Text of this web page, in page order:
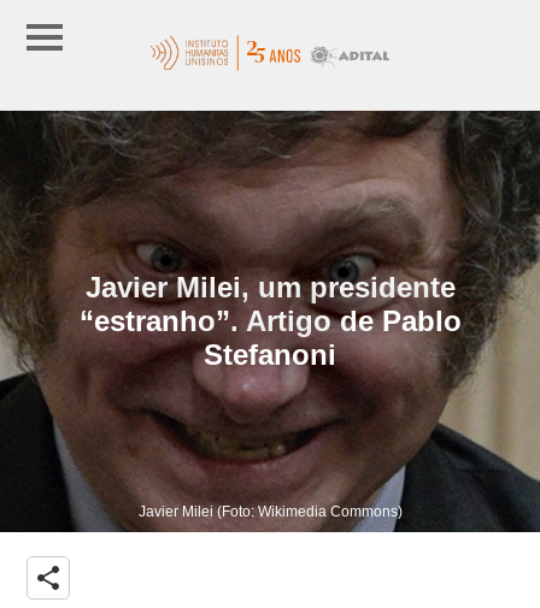
Javier Milei, um presidente
“estranho”. Artigo de Pablo
Stefanoni
Javier Milei (Foto: Wikimedia Commons)
share